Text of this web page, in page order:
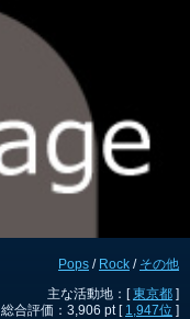
Pops / Rock / その他
主な活動地：[東京都 ]
総合評価：3,906 pt [ 1,947位 ]